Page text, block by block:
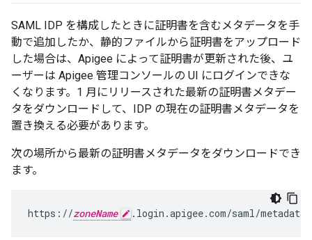
SAML IDP を構成したときに証明書を含むメタデータを手
動で追加したか、静的ファイルから証明書をアップロード
した場合は、Apigee によって証明書が更新された後、ユ
ーザーは Apigee 管理コンソールの UI にログインできな
くなります。1 月にリリースされた最新の証明書メタデー
タをダウンロードして、IDP の現在の証明書メタデータを
置き換える必要があります。
次の場所から最新の証明書メタデータをダウンロードでき
ます。
https://zoneName .login.apigee.com/saml/